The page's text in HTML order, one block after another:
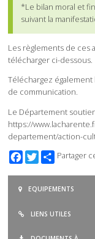
*Le bilan moral et
suivant la
Les règlements de ces
télécharger ci-dessous.
Téléchargez également
de communication.
Le Département
https://
departement/action-
Facebook
TwitterPartager
EQUIPEMENTS
LIENS UTILES